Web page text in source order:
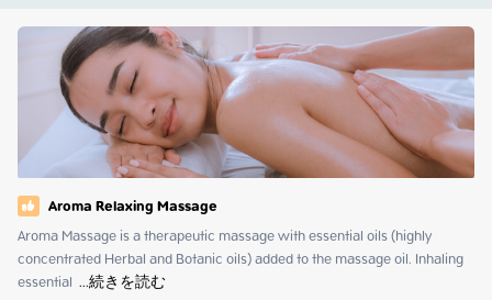
Aroma Relaxing Massage
Aroma Massage is a therapeutic massage with essential oils (highly
concentrated Herbal and Botanic oils) added to the massage oil. Inhaling
essential ...続きを読む